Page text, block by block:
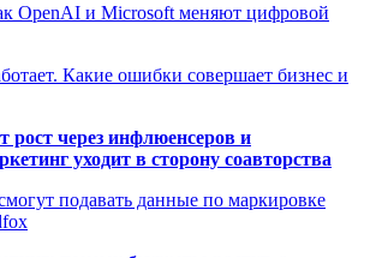
OpenAI и Microsoft меняют цифровой
Какие ошибки совершает бизнес и
рост через инфлюенсеров и
уходит в сторону соавторства
подавать данные по маркировке